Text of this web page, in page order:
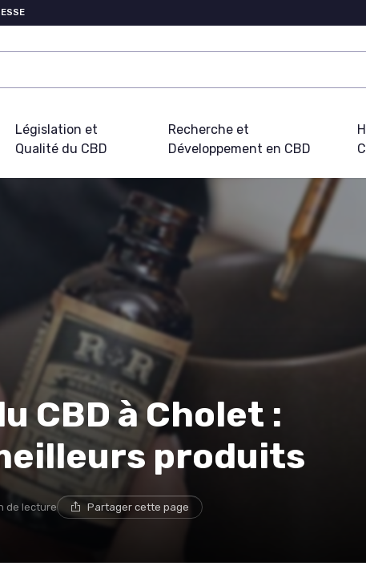
Législation et
Qualité du CBD
Recherche et
Développement en CBD
CBD à Cholet :
produits
de lecture Partager cette page